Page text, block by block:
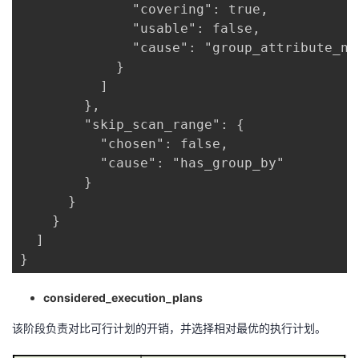
              "covering": true,
              "usable": false,
"cause":
            }
          ]
        },
        "skip_scan_range": {
          "chosen": false,
          "cause": "has_group_by"
        }
      }
    }
  ]
}
considered_execution_plans
该阶段负责对比可行计划的开销，并选择相对最优的执行计划。